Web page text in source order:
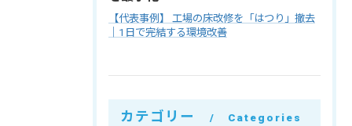
【代表事例】 工場の床改修を「はつり」撤去
｜1日で完結する環境改善
カテゴリー Categories